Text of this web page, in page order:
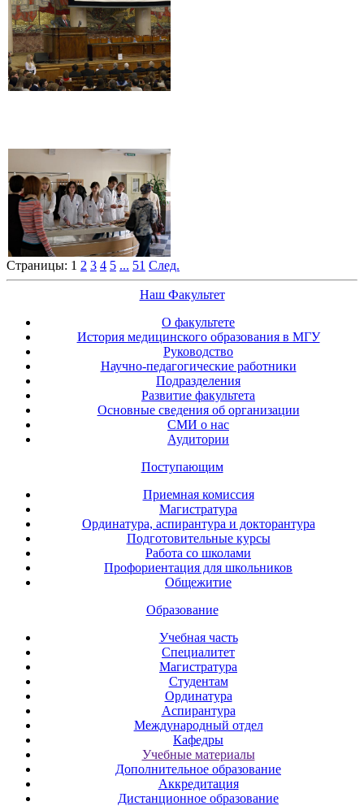
Страницы: 1 2 3 4 5 ... 51 След.
Наш Факультет
О факультете
История медицинского образования в МГУ
Руководство
Научно-педагогические работники
Подразделения
Развитие факультета
Основные сведения об организации
СМИ о нас
Аудитории
Поступающим
Приемная комиссия
Магистратура
Ординатура, аспирантура и докторантура
Подготовительные курсы
Работа со школами
Профориентация для школьников
Общежитие
Образование
Учебная часть
Специалитет
Магистратура
Студентам
Ординатура
Аспирантура
Международный отдел
Кафедры
Учебные материалы
Дополнительное образование
Аккредитация
Дистанционное образование